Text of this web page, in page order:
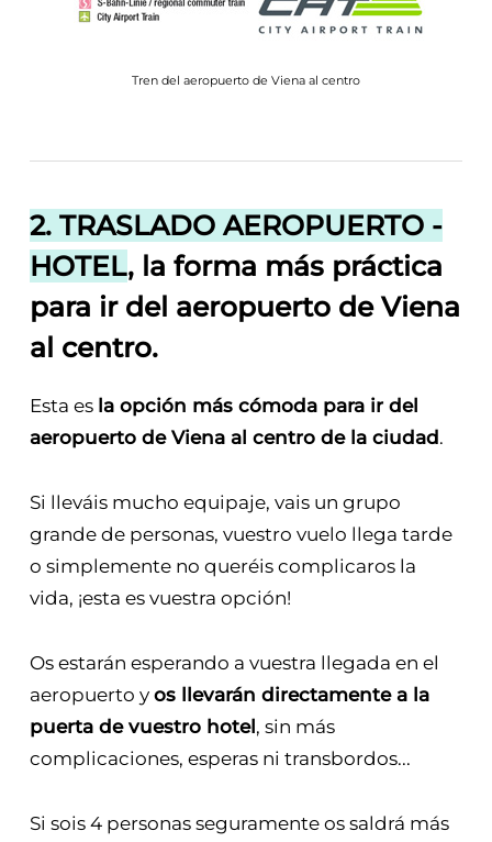
Tren del aeropuerto de Viena al centro
2. TRASLADO AEROPUERTO -
HOTEL, la forma más práctica
para ir del aeropuerto de Viena
al centro.
Esta es la opción más cómoda para ir del
aeropuerto de Viena al centro de la ciudad.
Si lleváis mucho equipaje, vais un grupo
grande de personas, vuestro vuelo llega tarde
o simplemente no queréis complicaros la
vida, ¡esta es vuestra opción!
Os estarán esperando a vuestra llegada en el
aeropuerto y os llevarán directamente a la
puerta de vuestro hotel, sin más
complicaciones, esperas ni transbordos...
Si sois 4 personas seguramente os saldrá más